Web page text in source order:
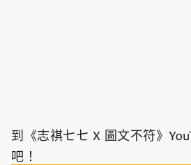
到《志祺七七 X 圖文不符》
吧！